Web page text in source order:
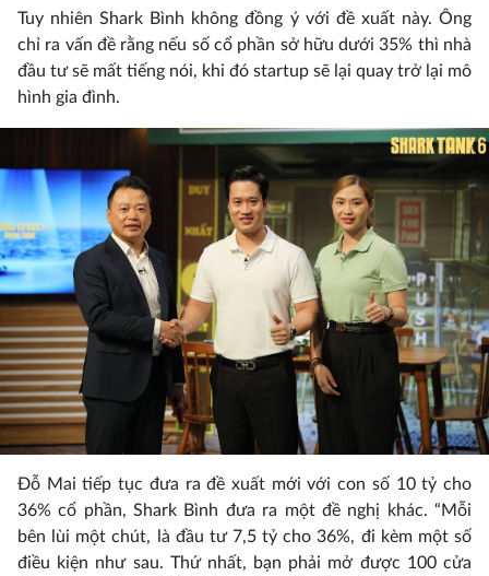
Tuy nhiên Shark Bình không đồng ý với đề xuất này. Ông
chỉ ra vấn đề rằng nếu số cổ phần sở hữu dưới 35% thì nhà
đầu tư sẽ mất tiếng nói, khi đó startup sẽ lại quay trở lại mô
hình gia đình.
Đỗ Mai tiếp tục đưa ra đề xuất mới với con số 10 tỷ cho
36% cổ phần, Shark Bình đưa ra một đề nghị khác. “Mỗi
bên lùi một chút, là đầu tư 7,5 tỷ cho 36%, đi kèm một số
điều kiện như sau. Thứ nhất, bạn phải mở được 100 cửa